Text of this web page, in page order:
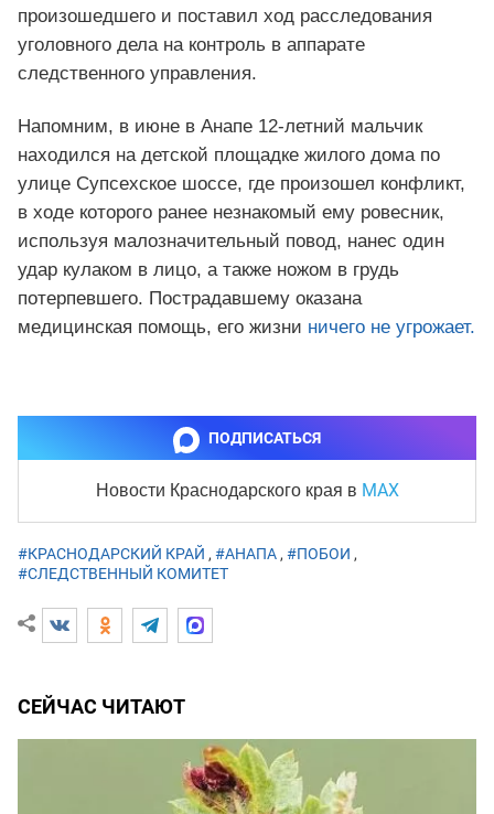
произошедшего и поставил ход расследования
уголовного дела на контроль в аппарате
следственного управления.
Напомним, в июне в Анапе 12-летний мальчик
находился на детской площадке жилого дома по
улице Супсехское шоссе, где произошел конфликт,
в ходе которого ранее незнакомый ему ровесник,
используя малозначительный повод, нанес один
удар кулаком в лицо, а также ножом в грудь
потерпевшего. Пострадавшему оказана
медицинская помощь, его жизни ничего не угрожает.
ПОДПИСАТЬСЯ
Новости Краснодарского края в MAX
#КРАСНОДАРСКИЙ КРАЙ , #АНАПА, #ПОБОИ ,
#СЛЕДСТВЕННЫЙ КОМИТЕТ
СЕЙЧАС ЧИТАЮТ